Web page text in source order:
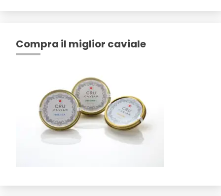
Compra il miglior caviale